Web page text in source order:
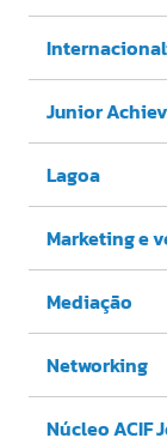
Junior
Lagoa
Marketing e
Mediação
Networking
Núcleo ACIF